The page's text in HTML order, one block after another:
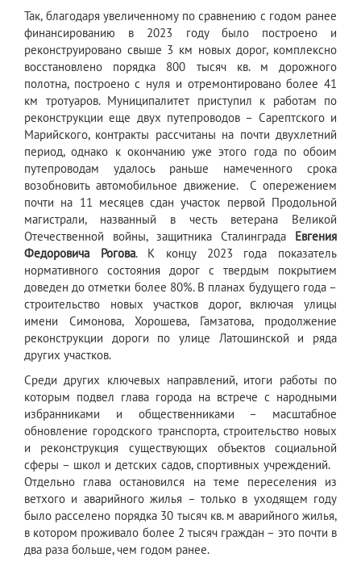
Так, благодаря увеличенному по сравнению с годом ранее
финансированию в 2023 году было построено и
реконструировано свыше 3 км новых дорог, комплексно
восстановлено порядка 800 тысяч кв. м дорожного
полотна, построено с нуля и отремонтировано более 41
км тротуаров. Муниципалитет приступил к работам по
реконструкции еще двух путепроводов – Сарептского и
Марийского, контракты рассчитаны на почти двухлетний
период, однако к окончанию уже этого года по обоим
путепроводам удалось раньше намеченного срока
возобновить автомобильное движение. С опережением
почти на 11 месяцев сдан участок первой Продольной
магистрали, названный в честь ветерана Великой
Отечественной войны, защитника Сталинграда Евгения
Федоровича Рогова. К концу 2023 года показатель
нормативного состояния дорог с твердым покрытием
доведен до отметки более 80%. В планах будущего года –
строительство новых участков дорог, включая улицы
имени Симонова, Хорошева, Гамзатова, продолжение
реконструкции дороги по улице Латошинской и ряда
других участков.
Среди других ключевых направлений, итоги работы по
которым подвел глава города на встрече с народными
избранниками и общественниками – масштабное
обновление городского транспорта, строительство новых
и реконструкция существующих объектов социальной
сферы – школ и детских садов, спортивных учреждений.
Отдельно глава остановился на теме переселения из
ветхого и аварийного жилья – только в уходящем году
было расселено порядка 30 тысяч кв. м аварийного жилья,
в котором проживало более 2 тысяч граждан – это почти в
два раза больше, чем годом ранее.